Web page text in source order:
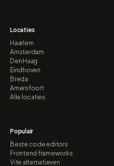
Locaties
Haarlem
Amsterdam
Den Haag
Eindhoven
Breda
Amersfoort
Alle locaties
Populair
Beste code editors
Frontend frameworks
Vite alternatieven